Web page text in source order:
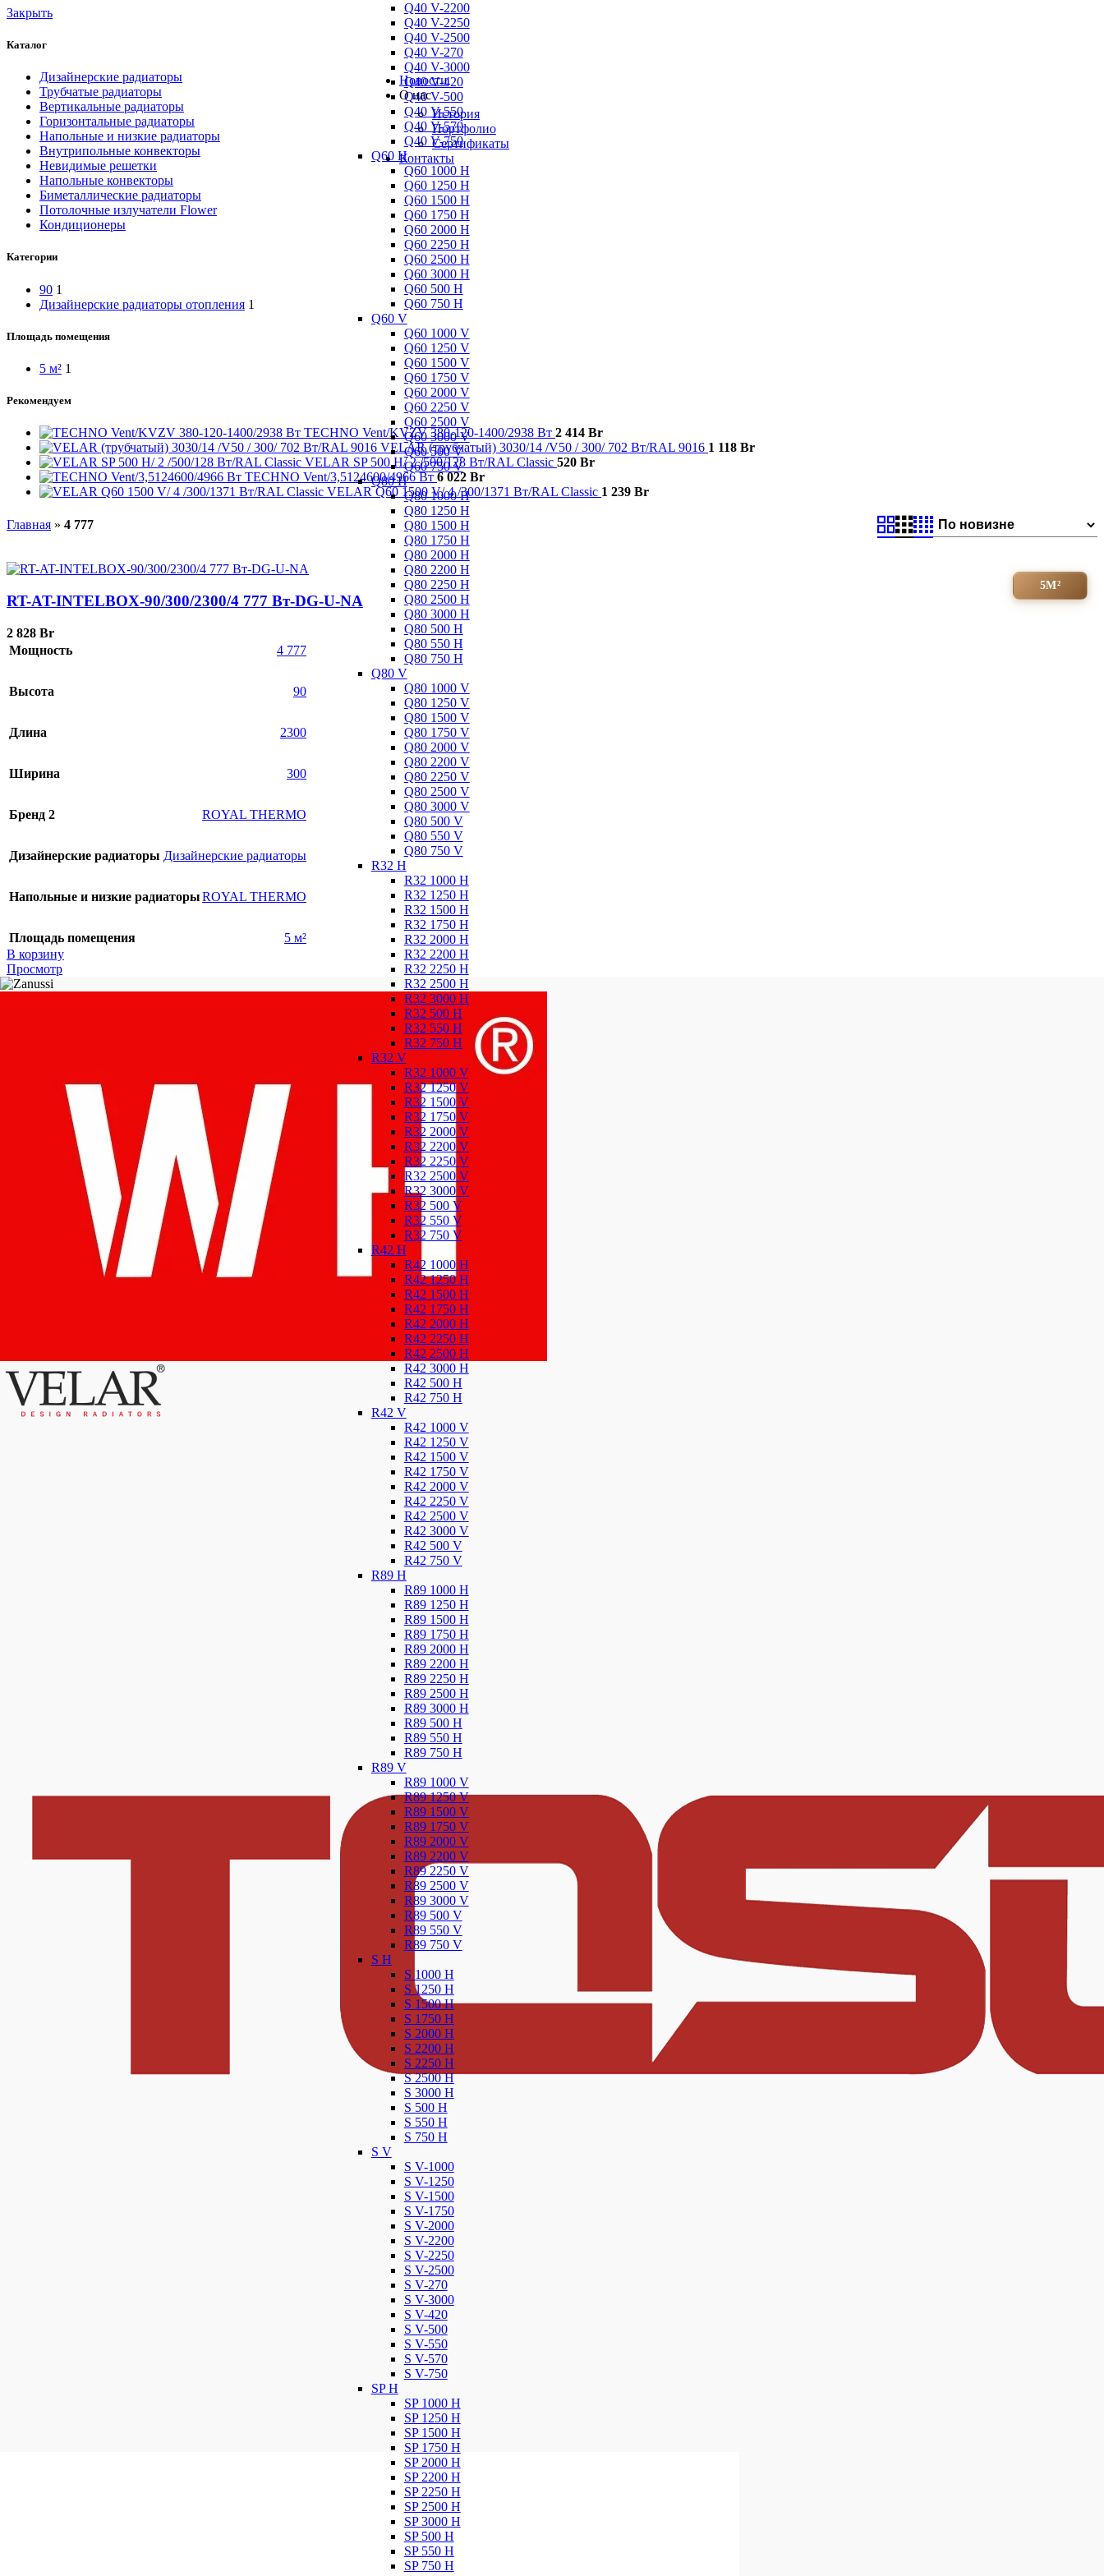
Q40 V-2200
Q40 V-2250
Q40 V-2500
Q40 V-270
Q40 V-3000
Q40 V-420
Q40 V-500
Q40 V-550
Q40 V-570
Q40 V-750
Q60 H
Q60 1000 H
Q60 1250 H
Q60 1500 H
Q60 1750 H
Q60 2000 H
Q60 2250 H
Q60 2500 H
Q60 3000 H
Q60 500 H
Q60 750 H
Q60 V
Q60 1000 V
Q60 1250 V
Q60 1500 V
Q60 1750 V
Q60 2000 V
Q60 2250 V
Q60 2500 V
Q60 3000 V
Q60 500 V
Q60 750 V
Q80 H
Q80 1000 H
Q80 1250 H
Q80 1500 H
Q80 1750 H
Q80 2000 H
Q80 2200 H
Q80 2250 H
Q80 2500 H
Q80 3000 H
Q80 500 H
Q80 550 H
Q80 750 H
Q80 V
Q80 1000 V
Q80 1250 V
Q80 1500 V
Q80 1750 V
Q80 2000 V
Q80 2200 V
Q80 2250 V
Q80 2500 V
Q80 3000 V
Q80 500 V
Q80 550 V
Q80 750 V
R32 H
R32 1000 H
R32 1250 H
R32 1500 H
R32 1750 H
R32 2000 H
R32 2200 H
R32 2250 H
R32 2500 H
R32 3000 H
R32 500 H
R32 550 H
R32 750 H
R32 V
R32 1000 V
R32 1250 V
R32 1500 V
R32 1750 V
R32 2000 V
R32 2200 V
R32 2250 V
R32 2500 V
R32 3000 V
R32 500 V
R32 550 V
R32 750 V
R42 H
R42 1000 H
R42 1250 H
R42 1500 H
R42 1750 H
R42 2000 H
R42 2250 H
R42 2500 H
R42 3000 H
R42 500 H
R42 750 H
R42 V
R42 1000 V
R42 1250 V
R42 1500 V
R42 1750 V
R42 2000 V
R42 2250 V
R42 2500 V
R42 3000 V
R42 500 V
R42 750 V
R89 H
R89 1000 H
R89 1250 H
R89 1500 H
R89 1750 H
R89 2000 H
R89 2200 H
R89 2250 H
R89 2500 H
R89 3000 H
R89 500 H
R89 550 H
R89 750 H
R89 V
R89 1000 V
R89 1250 V
R89 1500 V
R89 1750 V
R89 2000 V
R89 2200 V
R89 2250 V
R89 2500 V
R89 3000 V
R89 500 V
R89 550 V
R89 750 V
S H
S 1000 H
S 1250 H
S 1500 H
S 1750 H
S 2000 H
S 2200 H
S 2250 H
S 2500 H
S 3000 H
S 500 H
S 550 H
S 750 H
S V
S V-1000
S V-1250
S V-1500
S V-1750
S V-2000
S V-2200
S V-2250
S V-2500
S V-270
S V-3000
S V-420
S V-500
S V-550
S V-570
S V-750
SP H
SP 1000 H
SP 1250 H
SP 1500 H
SP 1750 H
SP 2000 H
SP 2200 H
SP 2250 H
SP 2500 H
SP 3000 H
SP 500 H
SP 550 H
SP 750 H
Trox
Salda
VTS
Новости
О нас
История
Портфолио
Сертификаты
Контакты
Закрыть
Каталог
Дизайнерские радиаторы
Трубчатые радиаторы
Вертикальные радиаторы
Горизонтальные радиаторы
Напольные и низкие радиаторы
Внутрипольные конвекторы
Невидимые решетки
Напольные конвекторы
Биметаллические радиаторы
Потолочные излучатели Flower
Кондиционеры
Категории
90 1
Дизайнерские радиаторы отопления 1
Площадь помещения
5 м² 1
Рекомендуем
TECHNO Vent/KVZV 380-120-1400/2938 Вт 2 414 Br
VELAR (трубчатый) 3030/14 /V50 / 300/ 702 Bт/RAL 9016 1 118 Br
VELAR SP 500 H/ 2 /500/128 Вт/RAL Classic 520 Br
TECHNO Vent/3,5124600/4966 Вт6 022 Br
VELAR Q60 1500 V/ 4 /300/1371 Вт/RAL Classic 1 239 Br
Главная » 4 777
5М²
RT-AT-INTELBOX-90/300/2300/4 777 Вт-DG-U-NA
2 828 Br
Мощность
4 777
Высота 90
Длина 2300
Ширина 300
Бренд 2 ROYAL THERMO
Дизайнерские радиаторы Дизайнерские радиаторы
Напольные и низкие радиаторыROYAL THERMO
Площадь помещения
5 м²
В корзину
Просмотр